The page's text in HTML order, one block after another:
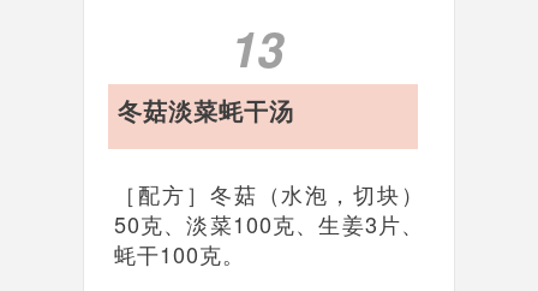
13
冬菇淡菜蚝干汤
［配方］冬菇（水泡，切块）
50克、淡菜100克、生姜3片、
蚝干100克。